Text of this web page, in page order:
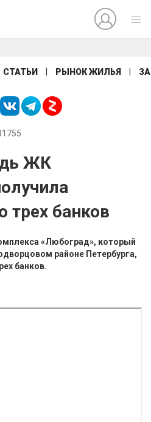
СТАТЬИ РЫНОК ЖИЛЬЯ
ЖК
трех банков
«Любоград», который
районе Петербурга,
банков.